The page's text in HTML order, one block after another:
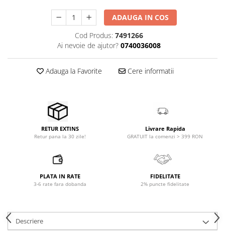
Microfoane lavaliera si headset
Microfoane podcast, USB, iOS /
Microfoane pt instalatii si
conferinta
Microfoane stereo
Microfoane Suspendabile
Microfoane wireless si sisteme
Stative de microfon
Studio si inregistrari
Accesorii de rack
Controllere MIDI - USB DAW
ADAUGA IN COS
Cod Produs: 7491266
Ai nevoie de ajutor? 0740036008
Adauga la Favorite Cere informatii
RETUR EXTINS
Retur pana la 30 zile!
Livrare Rapida
GRATUIT la comenzi > 399 RON
PLATA IN RATE
3-6 rate fara dobanda
FIDELITATE
2% puncte fidelitate
Descriere